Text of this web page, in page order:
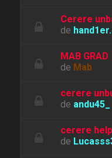
Cerere
de
MAB GRAD
de Mab
cerere
de andu45_
cerere
de